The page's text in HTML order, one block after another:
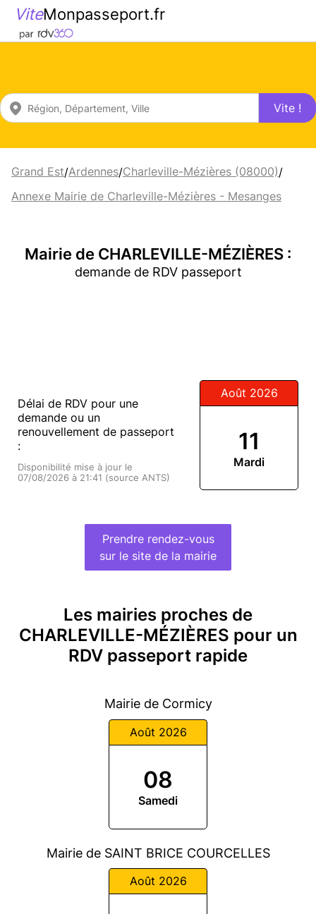
ViteMonpasseport.fr
Vite !
Grand Est/Ardennes/Charleville-Mézières (08000)/
Annexe Mairie de Charleville-Mézières - Mesanges
Mairie de CHARLEVILLE-MÉZIÈRES :
demande de RDV passeport
Délai de RDV pour une
demande ou un
renouvellement de passeport
:
Disponibilité mise à jour le
07/08/2026 à 21:41 (source ANTS)
Août 2026
11
Mardi
Prendre rendez-vous
sur le site de la mairie
Les mairies proches de
CHARLEVILLE-MÉZIÈRES pour un
RDV passeport rapide
Mairie de Cormicy
Août 2026
08
Samedi
Mairie de SAINT BRICE COURCELLES
Août 2026